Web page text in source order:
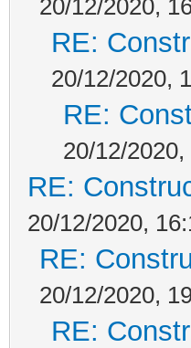
20/12/2020,
RE:
20/12/2020,
RE:
20/12/
RE:
20/12/2020,
RE:
20/12/2020,
RE: